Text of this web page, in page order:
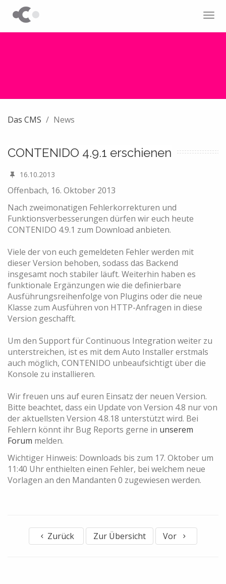
Das CMS News
CONTENIDO 4.9.1 erschienen
16.10.2013
Offenbach, 16. Oktober 2013
Nach zweimonatigen Fehlerkorrekturen und
Funktionsverbesserungen dürfen wir euch heute
CONTENIDO 4.9.1 zum Download anbieten.
Viele der von euch gemeldeten Fehler werden mit
dieser Version behoben, sodass das Backend
insgesamt noch stabiler läuft. Weiterhin haben es
funktionale Ergänzungen wie die definierbare
Ausführungsreihenfolge von Plugins oder die neue
Klasse zum Ausführen von HTTP-Anfragen in diese
Version geschafft.
Um den Support für Continuous Integration weiter zu
unterstreichen, ist es mit dem Auto Installer erstmals
auch möglich, CONTENIDO unbeaufsichtigt über die
Konsole zu installieren.
Wir freuen uns auf euren Einsatz der neuen Version.
Bitte beachtet, dass ein Update von Version 4.8 nur von
der aktuellsten Version 4.8.18 unterstützt wird. Bei
Fehlern könnt ihr Bug Reports gerne in unserem
Forum melden.
Wichtiger Hinweis: Downloads bis zum 17. Oktober um
11:40 Uhr enthielten einen Fehler, bei welchem neue
Vorlagen an den Mandanten 0 zugewiesen werden.
Zurück Zur Übersicht Vor